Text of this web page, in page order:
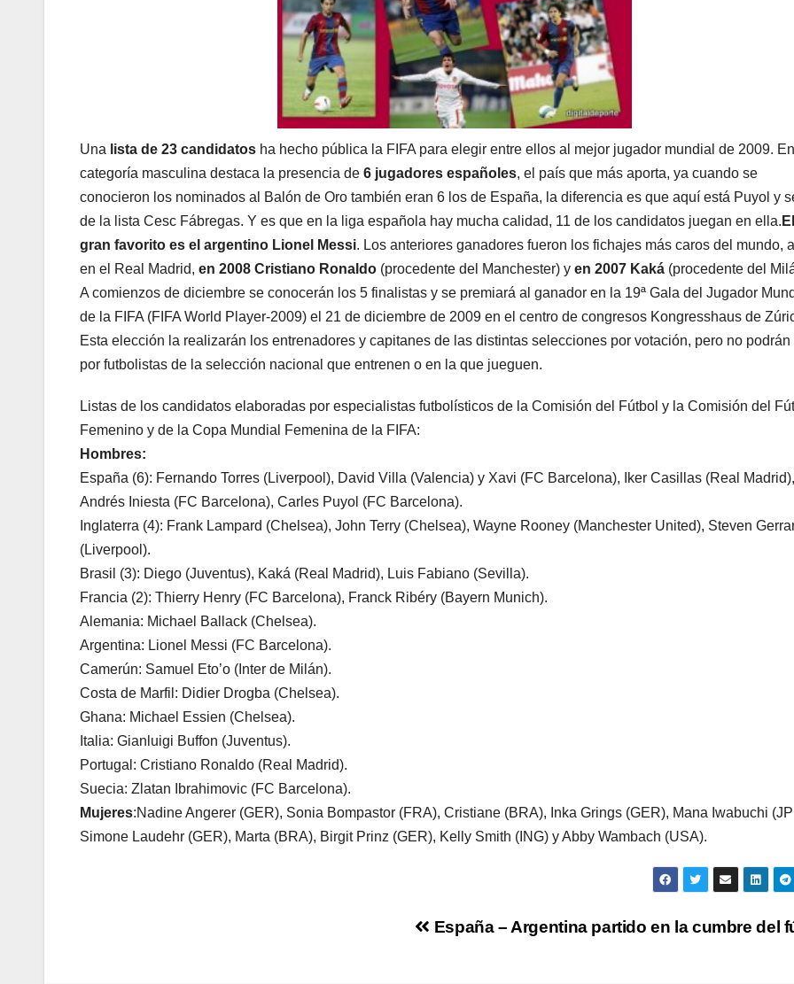
Una lista de 23 candidatos ha hecho pública la FIFA para elegir entre ellos al mejor jugador mundial de 2009. En
categoría masculina destaca la presencia de 6 jugadores españoles, el país que más aporta, ya cuando se
conocieron los nominados al Balón de Oro también eran 6 los de España, la diferencia es que aquí está Puyol y
de la lista Cesc Fábregas. Y es que en la liga española hay mucha calidad, 11 de los candidatos juegan en ella. El
gran favorito es el argentino Lionel Messi. Los anteriores ganadores fueron los fichajes más caros del mundo,
en el Real Madrid, en 2008 Cristiano Ronaldo (procedente del Manchester) y en 2007 Kaká (procedente del
A comienzos de diciembre se conocerán los 5 finalistas y se premiará al ganador en la 19ª Gala del Jugador
de la FIFA (FIFA World Player-2009) el 21 de diciembre de 2009 en el centro de congresos Kongresshaus de
Esta elección la realizarán los entrenadores y capitanes de las distintas selecciones por votación, pero no podrán
por futbolistas de la selección nacional que entrenen o en la que jueguen.
Listas de los candidatos elaboradas por especialistas futbolísticos de la Comisión del Fútbol y la Comisión del
Femenino y de la Copa Mundial Femenina de la FIFA:
Hombres:
España (6): Fernando Torres (Liverpool), David Villa (Valencia) y Xavi (FC Barcelona), Iker Casillas (Real Madrid),
Andrés Iniesta (FC Barcelona), Carles Puyol (FC Barcelona).
Inglaterra (4): Frank Lampard (Chelsea), John Terry (Chelsea), Wayne Rooney (Manchester United), Steven
(Liverpool).
Brasil (3): Diego (Juventus), Kaká (Real Madrid), Luis Fabiano (Sevilla).
Francia (2): Thierry Henry (FC Barcelona), Franck Ribéry (Bayern Munich).
Alemania: Michael Ballack (Chelsea).
Argentina: Lionel Messi (FC Barcelona).
Camerún: Samuel Eto’o (Inter de Milán).
Costa de Marfil: Didier Drogba (Chelsea).
Ghana: Michael Essien (Chelsea).
Italia: Gianluigi Buffon (Juventus).
Portugal: Cristiano Ronaldo (Real Madrid).
Suecia: Zlatan Ibrahimovic (FC Barcelona).
Mujeres:Nadine Angerer (GER), Sonia Bompastor (FRA), Cristiane (BRA), Inka Grings (GER), Mana Iwabuchi
Simone Laudehr (GER), Marta (BRA), Birgit Prinz (GER), Kelly Smith (ING) y Abby Wambach (USA).
España – Argentina partido en la cumbre del